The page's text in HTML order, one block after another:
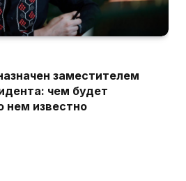
заместителем
чем будет
нем известно